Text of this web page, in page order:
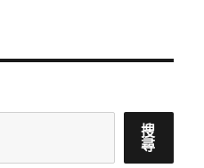
搜
尋